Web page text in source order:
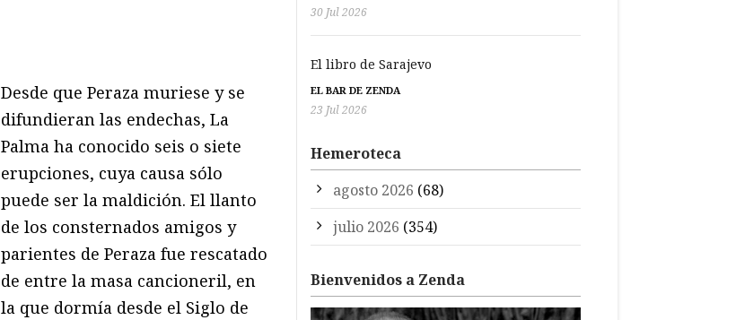
Desde que Peraza muriese y se
difundieran las endechas, La
Palma ha conocido seis o siete
erupciones, cuya causa sólo
puede ser la maldición. El llanto
de los consternados amigos y
parientes de Peraza fue rescatado
de entre la masa cancioneril, en
la que dormía desde el Siglo de
30 Jul 2026
El libro de Sarajevo
EL BAR DE ZENDA
23 Jul 2026
Hemeroteca
agosto 2026 (68)
julio 2026 (354)
Bienvenidos a Zenda